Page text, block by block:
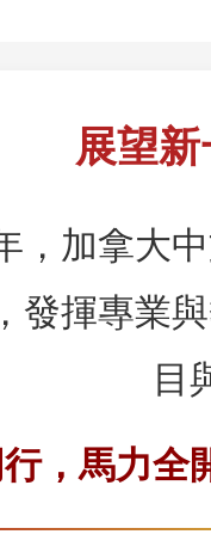
展望
，加拿大
發揮專業
目
行，馬力全